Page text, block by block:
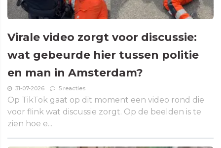
Virale video zorgt voor discussie:
wat gebeurde hier tussen politie
en man in Amsterdam?
31-07-2026 5 reacties
Op TikTok gaat op dit moment een video rond die
voor flink wat discussie zorgt. Op de beelden is te
zien hoe e...